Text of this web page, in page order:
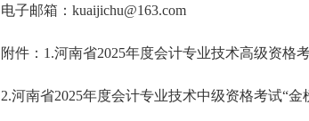
电子邮箱：kuaijichu@163.com
附件：1.河南省2025年度会计专业技术高级资格
2.河南省2025年度会计专业技术中级资格考试“金